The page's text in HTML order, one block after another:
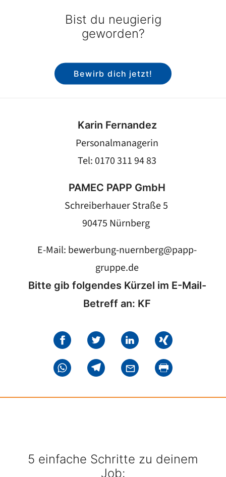
Bist du neugierig
geworden?
Bewirb dich jetzt!
Karin Fernandez
Personalmanagerin
Tel: 0170 311 94 83
PAMEC PAPP GmbH
Schreiberhauer Straße 5
90475 Nürnberg
E-Mail: bewerbung-nuernberg@papp-
gruppe.de
Bitte gib folgendes Kürzel im E-Mail-
Betreff an: KF
5 einfache Schritte zu deinem
Job: